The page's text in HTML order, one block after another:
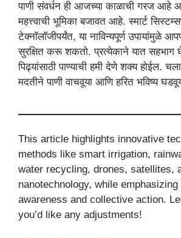
पाणी संवर्धन ही आजच्या काळाची गरज आहे
महत्त्वाची भूमिका बजावत आहे. स्मार्ट
टेक्नॉलॉजीपर्यंत, या नाविन्यपूर्ण उपायांमुळे
सुरक्षित करू शकतो. प्रत्येकाने यात सहभाग
पिढ्यांसाठी पाण्याची हमी देणे शक्य होईल.
मदतीने पाणी वाचवूया आणि हरित भविष्य
This article highlights innovative
methods like smart irrigation,
water recycling, drones, satellites,
nanotechnology, while
awareness and collective action.
you’d like any adjustments!